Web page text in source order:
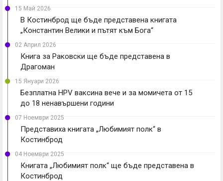
15 Май 2026
В Костинброд ще бъде представена книгата
„Константин Велики и пътят към Бога“
02 Април 2026
Книга за Раковски ще бъде представена в
Драгоман
15 Януари 2026
Безплатна HPV ваксина вече и за момичета от 15
до 18 ненавършени години
07 Ноември 2025
Представиха книгата „Любимият полк“ в
Костинброд
04 Ноември 2025
Книгата „Любимият полк“ ще бъде представена в
Костинброд